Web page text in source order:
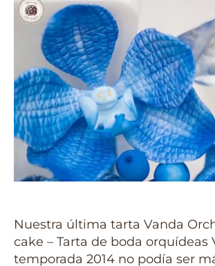
Nuestra última tarta Vanda
cake – Tarta de boda orquídeas
temporada 2014 no podía ser